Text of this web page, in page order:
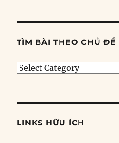
TÌM BÀI THEO CHỦ ĐỀ
Tìm
đề
LINKS HỮU ÍCH